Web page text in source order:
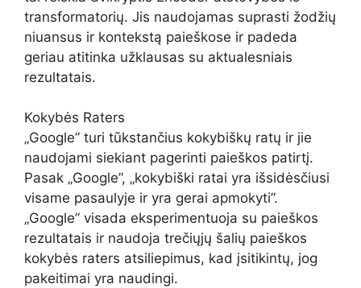
transformatorių. Jis naudojamas suprasti žodžių
niuansus ir kontekstą paieškose ir padeda
geriau atitinka užklausas su aktualesniais
rezultatais.
Kokybės Raters
„Google” turi tūkstančius kokybiškų ratų ir jie
naudojami siekiant pagerinti paieškos patirtį.
Pasak „Google”, „kokybiški ratai yra išsidėsčiusi
visame pasaulyje ir yra gerai apmokyti”.
„Google” visada eksperimentuoja su paieškos
rezultatais ir naudoja trečiųjų šalių paieškos
kokybės raters atsiliepimus, kad įsitikintų, jog
pakeitimai yra naudingi.